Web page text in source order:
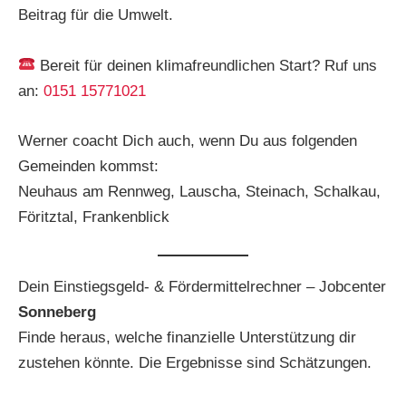
Beitrag für die Umwelt.
Bereit für deinen klimafreundlichen Start? Ruf uns
an: 0151 15771021
Werner coacht Dich auch, wenn Du aus folgenden
Gemeinden kommst:
Neuhaus am Rennweg, Lauscha, Steinach, Schalkau,
Föritztal, Frankenblick
Dein Einstiegsgeld- & Fördermittelrechner – Jobcenter
Sonneberg
Finde heraus, welche finanzielle Unterstützung dir
zustehen könnte. Die Ergebnisse sind Schätzungen.